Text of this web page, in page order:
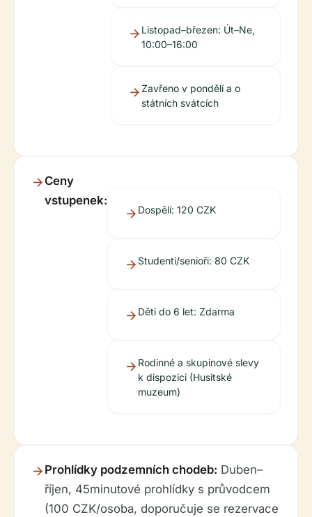
Listopad–březen: Út–Ne,
10:00–16:00
Zavřeno v pondělí a o
státních svátcích
Ceny
vstupenek:
Dospělí: 120 CZK
Studenti/senioři: 80 CZK
Děti do 6 let: Zdarma
Rodinné a skupinové slevy
k dispozici (Husitské
muzeum)
Prohlídky podzemních chodeb: Duben–
říjen, 45minutové prohlídky s průvodcem
(100 CZK/osoba, doporučuje se rezervace